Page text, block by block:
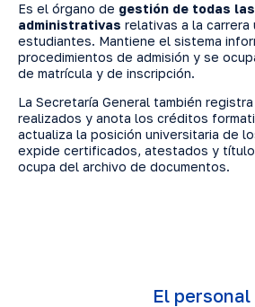
Es el órgano de gestión de todas
administrativas relativas a la carrera
estudiantes. Mantiene el sistema
procedimientos de admisión y se
de matrícula y de inscripción.
La Secretaría General también
realizados y anota los créditos
actualiza la posición universitaria de
expide certificados, atestados y
ocupa del archivo de documentos.
El personal